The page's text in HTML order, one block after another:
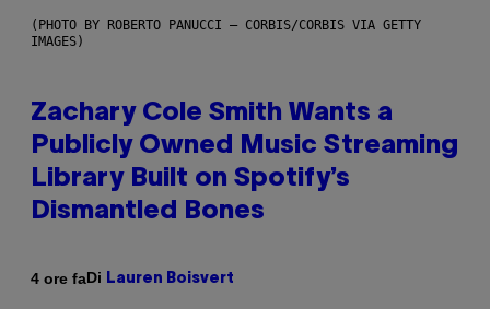
(PHOTO BY ROBERTO PANUCCI – CORBIS/CORBIS VIA GETTY
IMAGES)
Zachary Cole Smith Wants a
Publicly Owned Music Streaming
Library Built on Spotify’s
Dismantled Bones
4 ore faDi Lauren Boisvert